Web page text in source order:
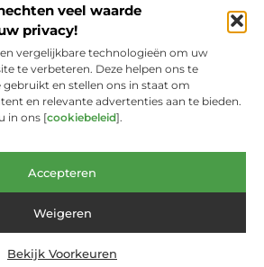
veel waarde
privacy!
vergelijkbare technologieën om uw
te verbeteren. Deze helpen ons te
gebruikt en stellen ons in staat om
en relevante advertenties aan te bieden.
in ons [cookiebeleid].
Accepteren
Weigeren
Bekijk Voorkeuren
wereld van inspiratie, vastgelegd in
Verken onze blogs en artikelen die het
en in een nieuw licht zetten.
All Right Reserved.